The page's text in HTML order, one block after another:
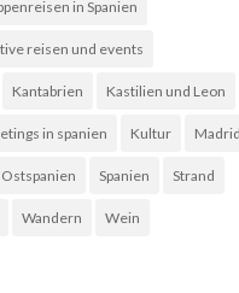
in Spanien
reisen und events
Kantabrien Kastilien und Leon
in spanien Kultur
Ostspanien Spanien Strand
Wandern Wein